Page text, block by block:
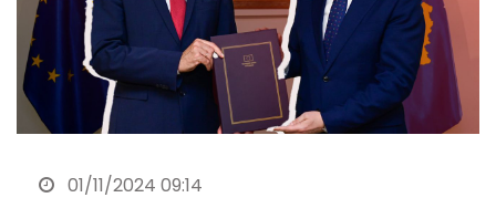
01/11/2024 09:14